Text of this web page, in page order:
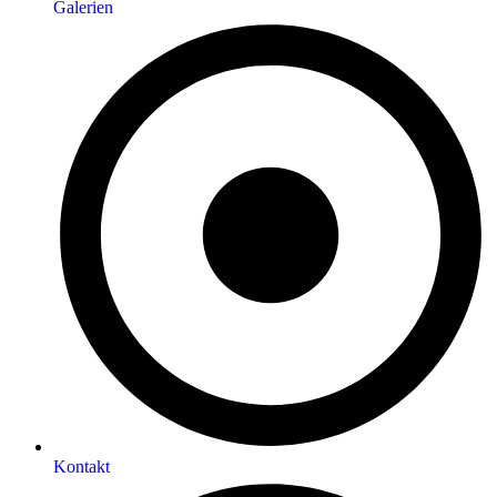
Galerien
Kontakt